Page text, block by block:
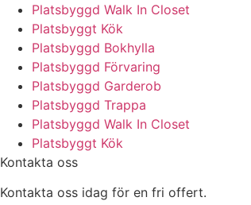
Platsbyggd Walk In Closet
Platsbyggt Kök
Platsbyggd Bokhylla
Platsbyggd Förvaring
Platsbyggd Garderob
Platsbyggd Trappa
Platsbyggd Walk In Closet
Platsbyggt Kök
Kontakta oss
Kontakta oss idag för en fri offert.